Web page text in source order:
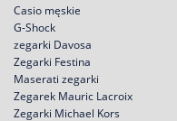
Casio męskie
G-Shock
zegarki Davosa
Zegarki Festina
Maserati zegarki
Zegarek Mauric Lacroix
Zegarki Michael Kors